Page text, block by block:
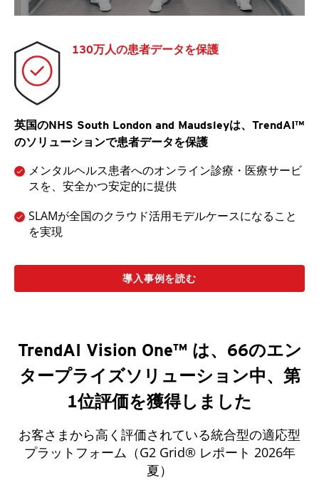
130万人の患者データを保護
英国のNHS South London and Maudsleyは、TrendAI™
のソリューションで患者データを保護
メンタルヘルス患者へのオンライン診療・医療サービ
スを、安全かつ安定的に提供
SLAMが全国のクラウド活用モデルケースになること
を実現
導入事例を読む
TrendAI Vision One™ は、66のエン
タープライズソリューション中、第
1位評価を獲得しました‌ ‍ ‍‍‌‍ ‌ ‍‌‍‍‌‌‍‌ ‌‍‍‌‌‍ ‍‍‍ ‍‍‍‍‌ ‌‍‌‌‍ ‍‌‍‍‌‌ ‌‌ ‍‌‍ ‍‌‍‍‌‌‍ ‍‍‍ ‍‍‌‍‍‌ ‍‌‍‌‌‌‍‌‍‍‍ ‍‍‍‍‌‍‍‌ ‌‌ ‌‌ ‍‍‍ ‍ ‌‍ ‌‍ ‌‍ ‌‍‌‌‍ ‌‍‍‌‍ ‌ ‌ ‌ ‍‍ ‌‍ ‌‍‍‌‌‍ ‍‌ ‌‌‍‌‌‌‍ ‍‌ ‌‍ ‌‍‌‌‌‍‌‌‍‍‌‌ ‌‍ ‌‍ ‌‌‍ ‌‍‌‌‍‌‌ ‌‌ ‌ ‍‌‍‌‌‌ ‌‍‌‌‌‍ ‍‌ ‌‌‍‌‌ ‌‌‍‍‌‌‍ ‌‍ ‍ ‍ ‌‍‍‌‌‍‌ ‌ ‍‌ ‌ ‌ ‌‍‌ ‌ ‍ ‍‌‍‌‌‍ ‌‌‍ ‍ ‌‌‍‌‍ ‌ ‌ ‍ ‍ ‍ ‌ ‍‌‌‍‌ ‍‌ ‌‍ ‌ ‌ ‍ ‍ ‌ ‌‍ ‌‌‍‌‍ ‌ ‌‍‌‍ ‌‌‍‍‍‌‍‌ ‍ ‌ ‌‌ ‍‌‌ ‌‍‌‌ ‌‌ ‌‍‌‌‍‌ ‌‍‌‌ ‍ ‌ ‌‍‌‌ ‌‌‍‍ ‌‌ ‌‍‌‌‌‍ ‌ ‌‌‍‍‌‌‍ ‌‍ ‍‌ ‍‌‌ ‌‌‌‍‌‌ ‌‍‍ ‌‍‌‌‌ ‍‌‍‌‌ ‌‌‍‌‌ ‌‌‍‌‌ ‍ ‍ ‌‌‌‍‌‍‌‍‌ ‌ ‌‍‌‍ ‌‍‌‌ ‌ ‌‍‌‍ ‌ ‌‍ ‍‌‌ ‍ ‍‍‌‌ ‌‌‌‌‍ ‍‌‍‍‌‍‌‌‌‍‌‌‍‌‌‍‍‌‌‍ ‍‌‍‌ ‌‍‍‌‍‌‌ ‌‍‌‌‌‌‌‌‌ ‍‌‍ ‌‌‍‍‌ ‌‌ ‌‌ ‍‌‌ ‌‌‍‌‌ ‍‌‌‍‍‌‌ ‍‌‌‍‌‍ ‌‍ ‌‍ ‌‍‌‌‍ ‌‍‍‌‍ ‌ ‌ ‌‍‌‌ ‌‌ ‌‍‌‍‌‍‍‌‌‍‌ ‌ ‍‌ ‌ ‌ ‌‍‌ ‌ ‍ ‍‌‍‌‌‍ ‌‌‍ ‍ ‌‌‍‌‍ ‌ ‌ ‍ ‍ ‍ ‌ ‍‌‌‍‌ ‍‌ ‌‍ ‌ ‌ ‍ ‍ ‌ ‌‍ ‌‌‍‌‍ ‌ ‌‍‌‍ ‌‌‍‍‍‌‍‌‍‌‍‌ ‌‌ ‍‌‌ ‌‍‌‌ ‌‌ ‌‍‌‌‍‌ ‌‍‌‌‍‌‍‌ ‌‍‌‌ ‌‌‍‍ ‌‌ ‌‍‌‌‌‍ ‌ ‌‌‍‍‌‌‍ ‌‍ ‍‌ ‍‌‌ ‌‌‌‍‌‌ ‌‍‍ ‌‍‌‌‌ ‍‌‍‌‌ ‌‌‍‌‌ ‌‌‍‌‌ ‍ ‍ ‌‌‌‍‌‍‌‍‌ ‌ ‌‍‌‍ ‌‍‌‌ ‌ ‌‍‌‍ ‌ ‌‍ ‍‌‌ ‍ ‍‍‌‌ ‌‌‌‌‍ ‍‌‍‍‌‍‌‌‌‍‌‌‍‌‌‍‍‌‌‍ ‍‌‍‌ ‍‍‌ ‌
お客さまから高く評価されている統合型の適応型
プラットフォーム（G2 Grid® レポート 2026年
夏）‌